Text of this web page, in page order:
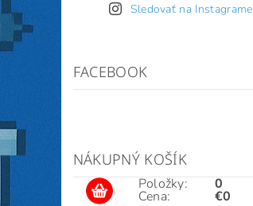
Sledovať na Instagrame
FACEBOOK
NÁKUPNÝ KOŠÍK
Položky:
Cena:
0
€0